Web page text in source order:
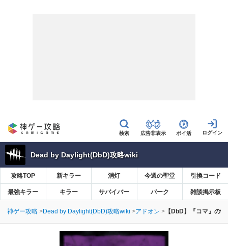
広告非表示 ポイ活
Dead by Daylight(DbD)攻略wiki
攻略TOP 新キラー 消灯 今週の聖堂 引換コード
最強キラー キラー サバイバー パーク 雑談掲示板
神ゲー攻略 Dead by Daylight(DbD)攻略wiki アドオン 【DbD】『コマ』の